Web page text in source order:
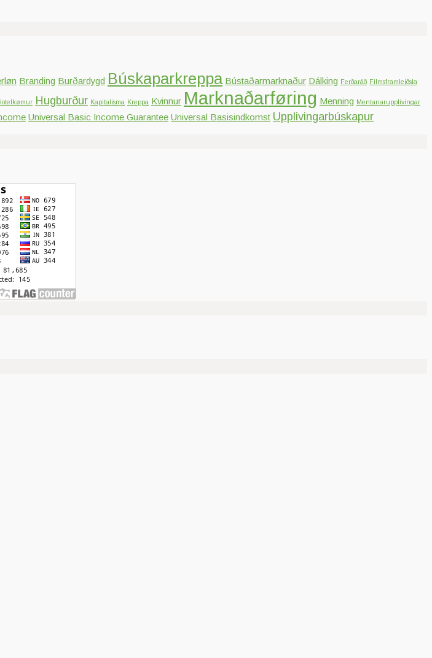
Branding Burðardygd Búskaparkreppa Bústaðarmarknaður Dálking Ferðaráð Filmsframleiðsla
Hugburður Kapitalisma Kreppa Kvinnur Marknaðarføring Menning Mentanarupplivingar
Universal Basic Income Guarantee Universal Basisindkomst Upplivingarbúskapur